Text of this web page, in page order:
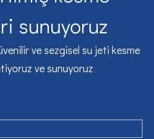
sunuyoruz
ve sezgisel su jeti kesme
ve sunuyoruz